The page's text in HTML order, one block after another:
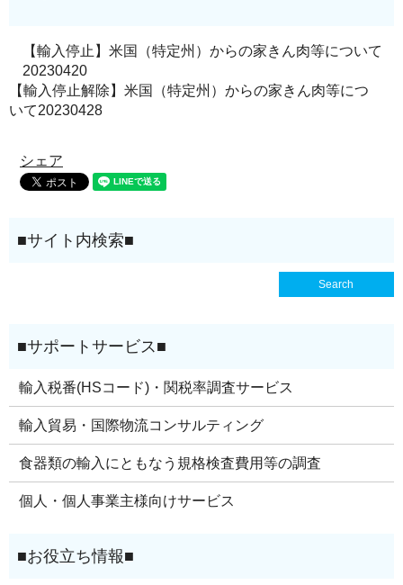
【輸入停止】米国（特定州）からの家きん肉等について
20230420
【輸入停止解除】米国（特定州）からの家きん肉等につ
いて20230428
シェア
輸入税番(HSコード)・関税率調査サービス
輸入貿易・国際物流コンサルティング
食器類の輸入にともなう規格検査費用等の調査
個人・個人事業主様向けサービス